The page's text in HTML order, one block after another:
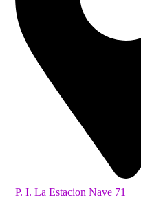
P. I. La Estacion Nave 71